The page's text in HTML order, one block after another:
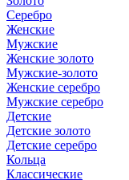
Серебро
Женские
Мужские
Женские золото
Мужские-золото
Женские серебро
Мужские серебро
Детские
Детские золото
Детские серебро
Кольца
Классические